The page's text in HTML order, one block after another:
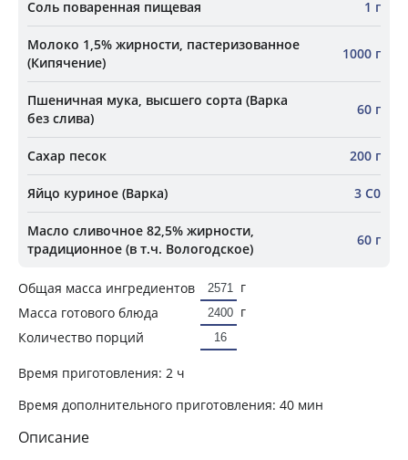
Соль поваренная пищевая 1 г
Молоко 1,5% жирности, пастеризованное
(Кипячение)
1000 г
Пшеничная мука, высшего сорта (Варка
без слива)
60 г
Сахар песок 200 г
Яйцо куриное (Варка) 3 С0
Масло сливочное 82,5% жирности,
традиционное (в т.ч. Вологодское)
60 г
Общая масса ингредиентов
г
Масса готового блюда
г
Количество порций
Время приготовления: 2 ч
Время дополнительного приготовления: 40 мин
Описание